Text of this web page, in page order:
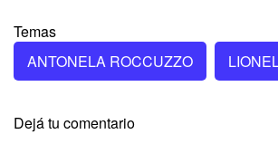
Temas
ANTONELA ROCCUZZO
Dejá tu comentario